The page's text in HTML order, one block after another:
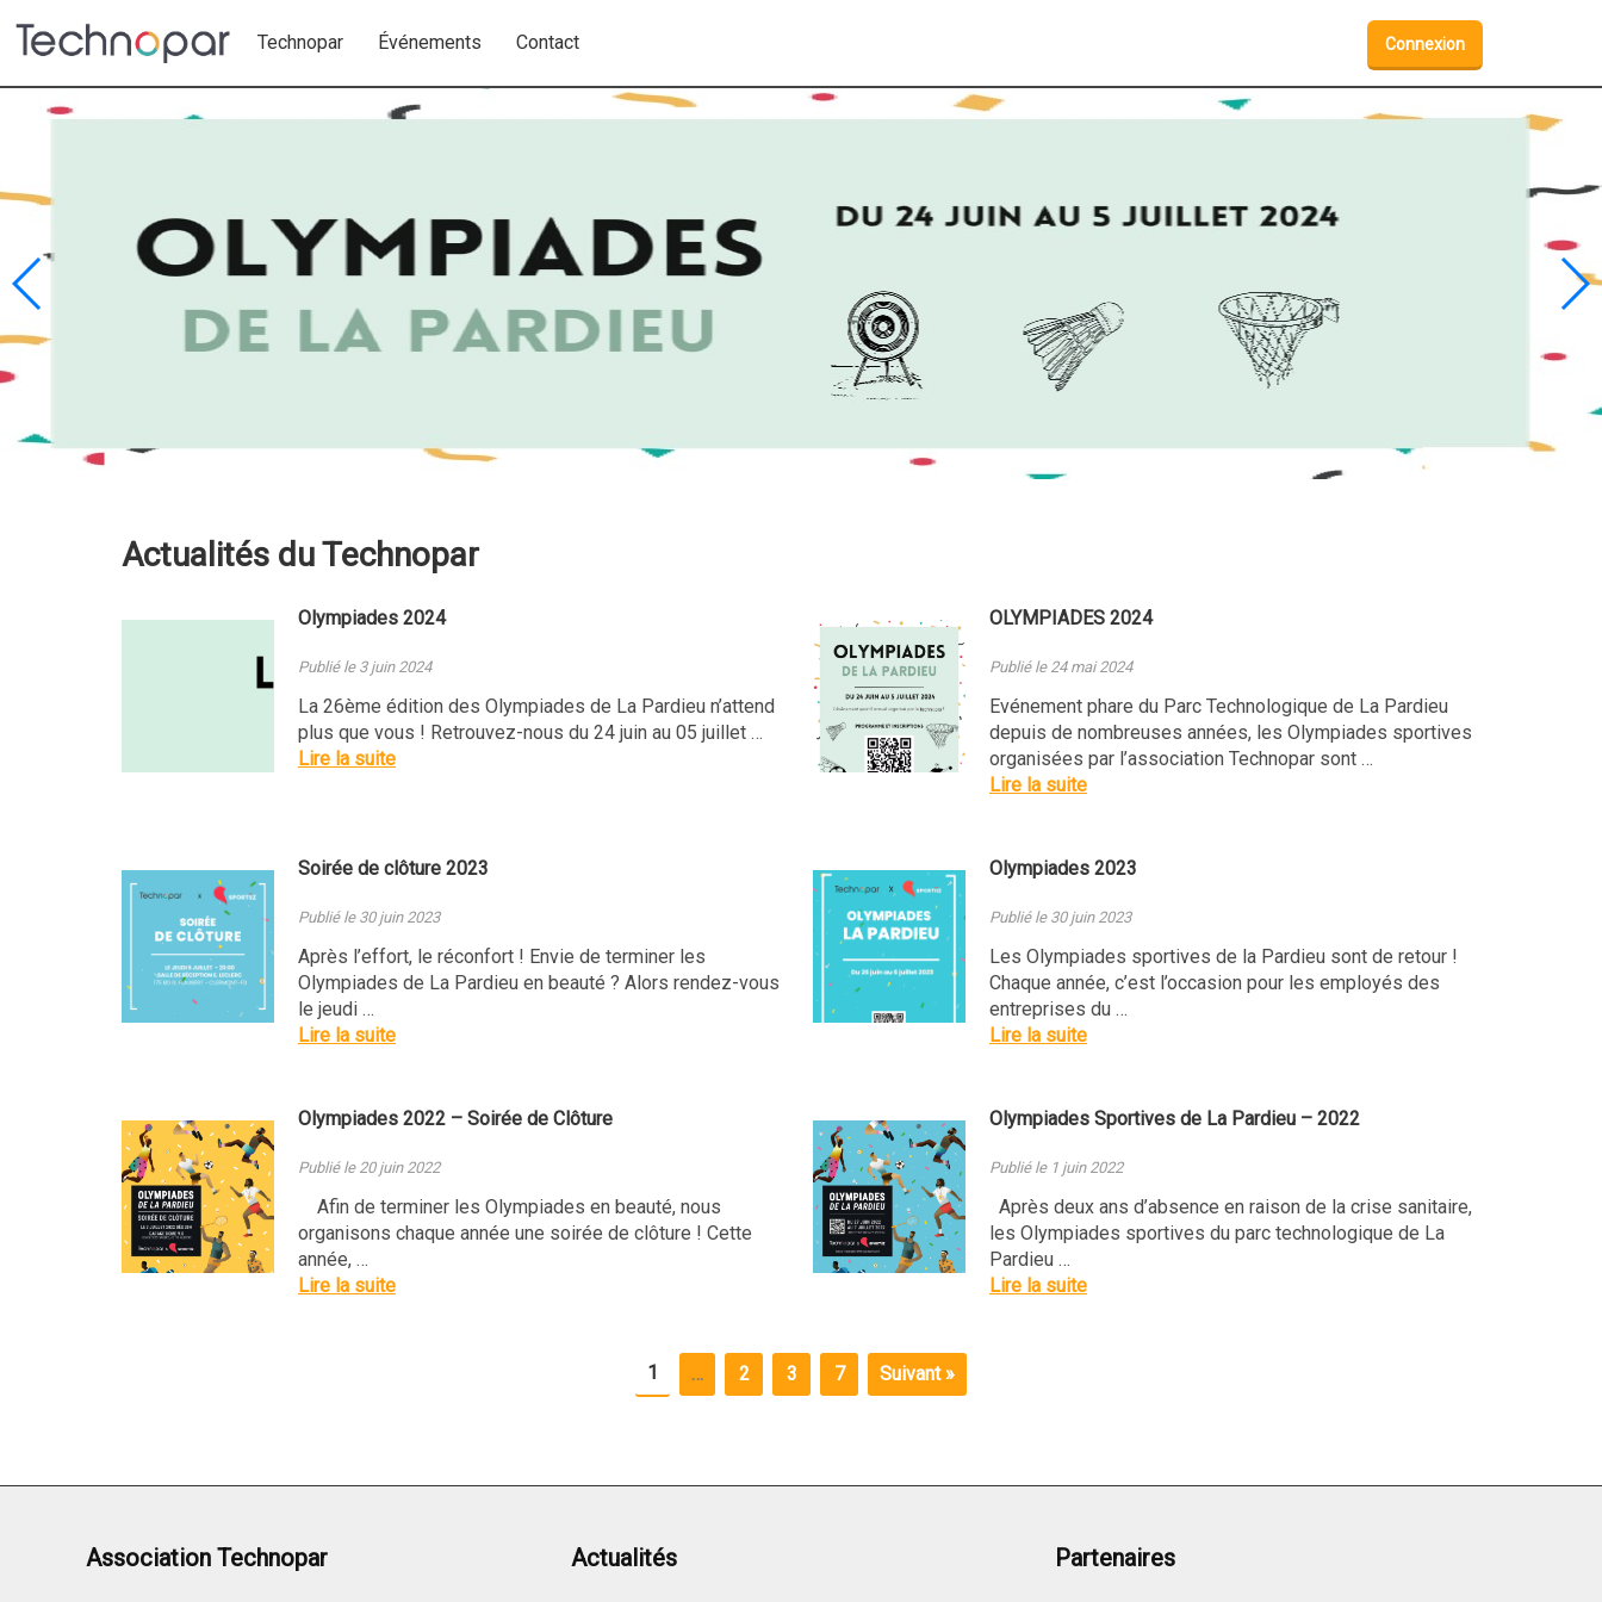
Technopar Événements Contact Connexion
Actualités du Technopar
Olympiades 2024
Publié le 3 juin 2024
La 26ème édition des Olympiades de La Pardieu n’attend
plus que vous ! Retrouvez-nous du 24 juin au 05 juillet …
Lire la suite
OLYMPIADES 2024
Publié le 24 mai 2024
Evénement phare du Parc Technologique de La Pardieu
depuis de nombreuses années, les Olympiades sportives
organisées par l’association Technopar sont …
Lire la suite
Soirée de clôture 2023
Publié le 30 juin 2023
Après l’effort, le réconfort ! Envie de terminer les
Olympiades de La Pardieu en beauté ? Alors rendez-vous
le jeudi …
Lire la suite
Olympiades 2023
Publié le 30 juin 2023
Les Olympiades sportives de la Pardieu sont de retour !
Chaque année, c’est l’occasion pour les employés des
entreprises du …
Lire la suite
Olympiades 2022 – Soirée de Clôture
Publié le 20 juin 2022
Afin de terminer les Olympiades en beauté, nous
organisons chaque année une soirée de clôture ! Cette
année, …
Lire la suite
Olympiades Sportives de La Pardieu – 2022
Publié le 1 juin 2022
Après deux ans d’absence en raison de la crise sanitaire,
les Olympiades sportives du parc technologique de La
Pardieu …
Lire la suite
1 2 3
… 7 Suivant »
Association Technopar Actualités Partenaires